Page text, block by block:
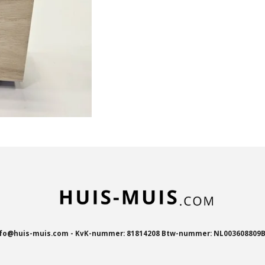
muis.com - KvK-nummer: 81814208 Btw-nummer: